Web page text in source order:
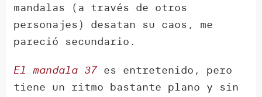
mandalas (a través de otros
personajes) desatan su caos, me
pareció secundario.
El mandala 37es entretenido, pero
tiene un ritmo bastante plano y sin